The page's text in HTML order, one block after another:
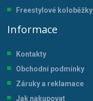
Freestylové koloběžky
Informace
Kontakty
Obchodní podmínky
Záruky a reklamace
Jak nakupovat